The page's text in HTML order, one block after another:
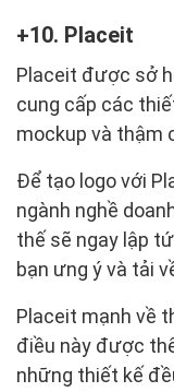
10. Placeit
Placeit được sở
cung cấp các
mockup và thậm
Để tạo logo với
ngành nghề
thế sẽ ngay lập
bạn ưng ý và tải
Placeit mạnh về
điều này được
những thiết kế